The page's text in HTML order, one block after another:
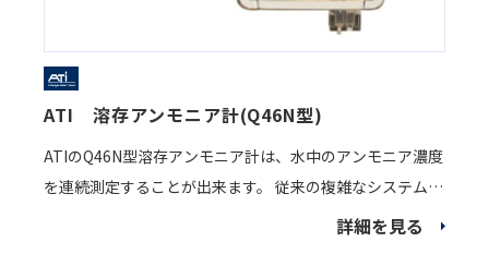
ATI 溶存アンモニア計(Q46N型)
ATIのQ46N型溶存アンモニア計は、水中のアンモニア濃度
を連続測定することが出来ます。 従来の複雑なシステムと
比べ安価で、運用が簡易で、信頼性の高いオンラインアン
詳細を見る